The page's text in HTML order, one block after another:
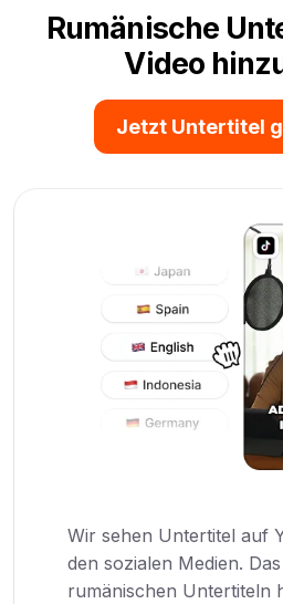
Rumänische
Video
Jetzt Untertitel
Wir sehen Untertitel auf
den sozialen Medien.
rumänischen Untertiteln